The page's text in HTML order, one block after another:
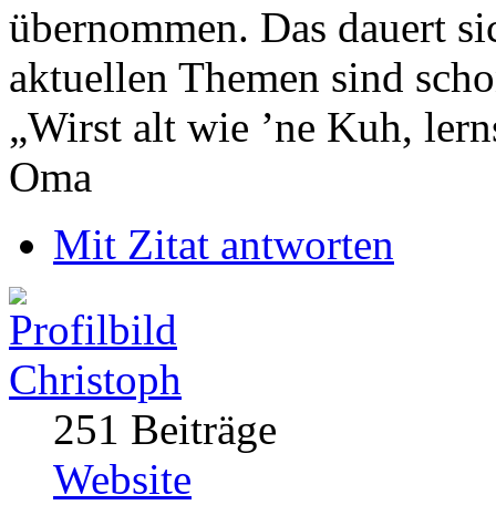
übernommen. Das dauert
aktuellen Themen sind
„Wirst alt wie ’ne Kuh,
Oma
Mit Zitat antworten
Christoph
251 Beiträge
Website